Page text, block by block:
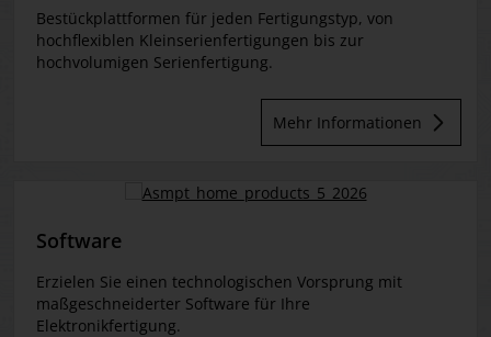
Bestückplattformen für jeden Fertigungstyp, von
hochflexiblen Kleinserienfertigungen bis zur
hochvolumigen Serienfertigung.
Mehr Informationen
Software
Erzielen Sie einen technologischen Vorsprung mit
maßgeschneiderter Software für Ihre
Elektronikfertigung.